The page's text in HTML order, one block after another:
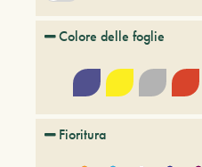
Colore delle foglie
Fioritura